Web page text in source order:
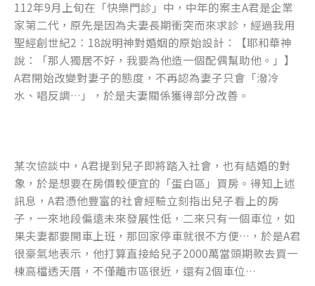
c
e
b
o
o
itt
er
e ss
e
n
g
er
ai
l
112年9月上旬在「快樂門診」中，中年的案主A君是企業
家第二代，原先是因為夫妻長期衝突而來求診，經過我用
聖經創世紀2：18說明神對婚姻的原始設計：【耶和華神
說：「那人獨居不好，我要為他造一個配偶幫助他。」】
A君開始改變對妻子的態度，不再認為妻子只會「潑冷
水、唱反調…」，於是夫妻關係獲得部分改善。
某次協談中，A君提到兒子即將踏入社會，也有結婚的對
象，於是想要在房價較便宜的「蛋白區」買房。得知上述
訊息，A君憑他豐富的社會經驗立刻指出兒子看上的房
子，一來地段偏遠未來發展性低，二來只有一個車位，如
果夫妻都要開車上班，那回家停車就很不方便…，於是A君
很豪氣地表示，他打算直接給兒子2000萬當頭期款去買一
棟高檔透天厝，不僅離市區很近，還有2個車位…